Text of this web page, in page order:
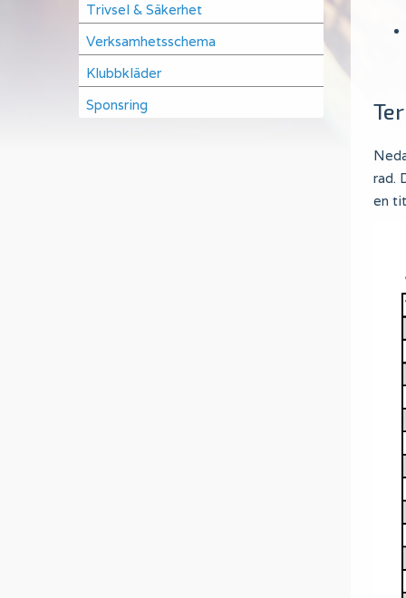
Trivsel & Säkerhet
Verksamhetsschema
Klubbkläder
Sponsring
rad.
en